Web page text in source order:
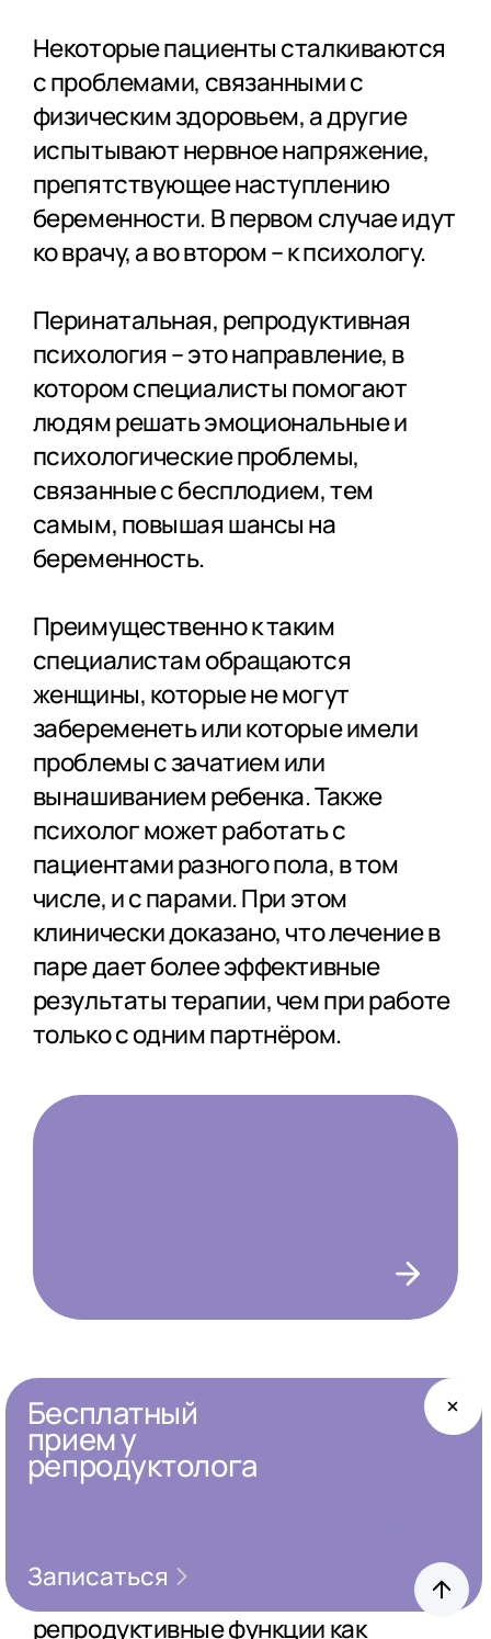
Некоторые пациенты сталкиваются
с проблемами, связанными с
физическим здоровьем, а другие
испытывают нервное напряжение,
препятствующее наступлению
беременности. В первом случае идут
ко врачу, а во втором – к психологу.
Перинатальная, репродуктивная
психология – это направление, в
котором специалисты помогают
людям решать эмоциональные и
психологические проблемы,
связанные с бесплодием, тем
самым, повышая шансы на
беременность.
Преимущественно к таким
специалистам обращаются
женщины, которые не могут
забеременеть или которые имели
проблемы с зачатием или
вынашиванием ребенка. Также
психолог может работать с
пациентами разного пола, в том
числе, и с парами. При этом
клинически доказано, что лечение в
паре дает более эффективные
результаты терапии, чем при работе
только с одним партнёром.
стресс, тревога и депрессия
негативно влияют на
репродуктивные функции как
Бесплатный
прием у
репродуктолога
Записаться